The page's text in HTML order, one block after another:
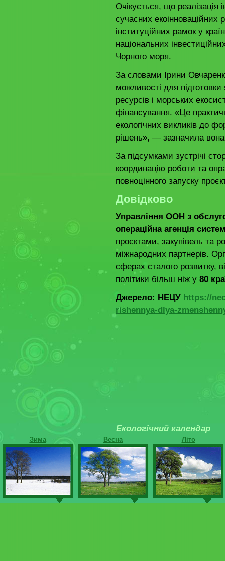
Очікується, що реалізація
сучасних
інституційних рамок у
національних
Чорного моря.
За словами Ірини
можливості для підготовки
ресурсів і морських
фінансування. «Це
екологічних викликів до
рішень», — зазначила
За підсумками зустрічі
координацію роботи та
повноцінного запуску
Довідково
Управління ООН з
операційна агенція
проєктами, закупівель та
міжнародних партнерів.
сферах сталого розвитку,
політики більш ніж у 80
Джерело: НЕЦУ https://
rishennya-dlya-
Екологічний календар
Зима Весна Літо